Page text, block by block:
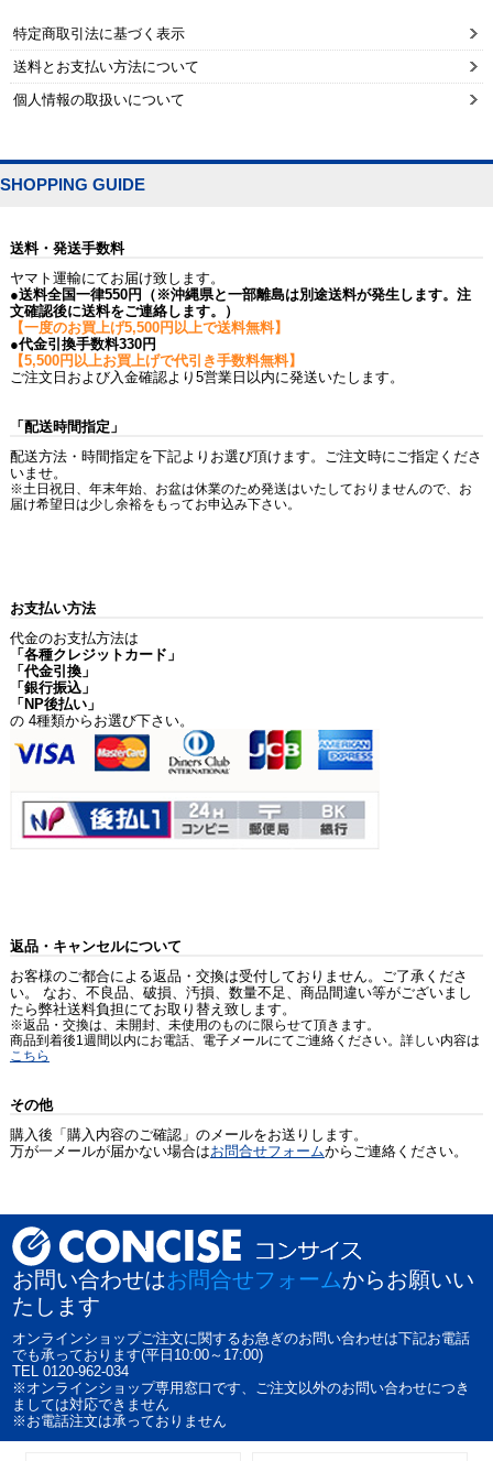
特定商取引法に基づく表示
送料とお支払い方法について
個人情報の取扱いについて
SHOPPING GUIDE
送料・発送手数料
ヤマト運輸にてお届け致します。
●送料全国一律550円（※沖縄県と一部離島は別途送料が発生します。注
文確認後に送料をご連絡します。）
【一度のお買上げ5,500円以上で送料無料】
●代金引換手数料330円
【5,500円以上お買上げで代引き手数料無料】
ご注文日および入金確認より5営業日以内に発送いたします。
「配送時間指定」
配送方法・時間指定を下記よりお選び頂けます。ご注文時にご指定くださ
いませ。
※土日祝日、年末年始、お盆は休業のため発送はいたしておりませんので、お
届け希望日は少し余裕をもってお申込み下さい。
お支払い方法
代金のお支払方法は
「各種クレジットカード」
「代金引換」
「銀行振込」
「NP後払い」
の 4種類からお選び下さい。
返品・キャンセルについて
お客様のご都合による返品・交換は受付しておりません。ご了承くださ
い。 なお、不良品、破損、汚損、数量不足、商品間違い等がございまし
たら弊社送料負担にてお取り替え致します。
※返品・交換は、未開封、未使用のものに限らせて頂きます。
商品到着後1週間以内にお電話、電子メールにてご連絡ください。詳しい内容は
こちら
その他
購入後「購入内容のご確認」のメールをお送りします。
万が一メールが届かない場合はお問合せフォームからご連絡ください。
お問い合わせはお問合せフォームからお願いい
たします
オンラインショップご注文に関するお急ぎのお問い合わせは下記お電話
でも承っております(平日10:00～17:00)
TEL 0120-962-034
※オンラインショップ専用窓口です、ご注文以外のお問い合わせにつき
ましては対応できません
※お電話注文は承っておりません